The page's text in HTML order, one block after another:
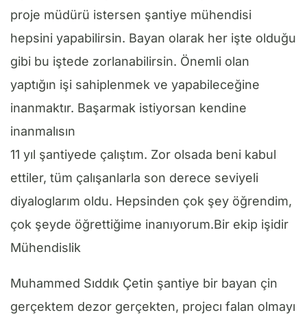
proje müdürü istersen şantiye mühendisi
hepsini yapabilirsin. Bayan olarak her işte olduğu
gibi bu iştede zorlanabilirsin. Önemli olan
yaptığın işi sahiplenmek ve yapabileceğine
inanmaktır. Başarmak istiyorsan kendine
inanmalısın
11 yıl şantiyede çalıştım. Zor olsada beni kabul
ettiler, tüm çalışanlarla son derece seviyeli
diyaloglarım oldu. Hepsinden çok şey öğrendim,
çok şeyde öğrettiğime inanıyorum.Bir ekip işidir
Mühendislik
Muhammed Sıddık Çetin şantiye bir bayan çin
gerçektem dezor gerçekten, projecı falan olmayı